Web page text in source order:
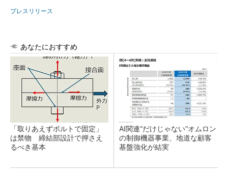
プレスリリース
あなたにおすすめ
「取りあえずボルトで固定」
は禁物 締結部設計で押さえ
るべき基本
AI関連“だけじゃない”オムロン
の制御機器事業、地道な顧客
基盤強化が結実